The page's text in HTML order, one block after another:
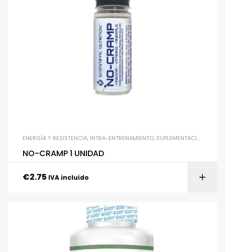
ENERGÍA Y RESISTENCIA, INTRA-ENTRENAMIENTO, SUPLEMENTACIÓN
NO-CRAMP 1 UNIDAD
€2.75 IVA incluido